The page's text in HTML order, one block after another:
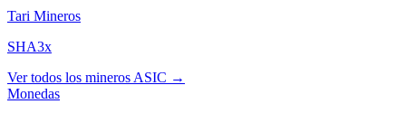
Tari Mineros
SHA3x
Ver todos los mineros ASIC →
Monedas